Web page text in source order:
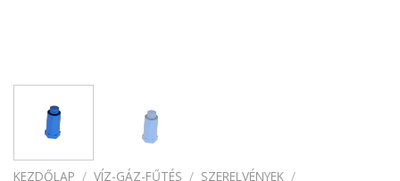
KEZDŐLAP / VÍZ-GÁZ-FŰTÉS / SZERELVÉNYEK /